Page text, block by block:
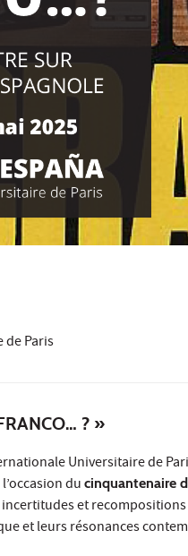
Paris
? »
Universitaire de
du cinquantenaire
incertitudes et
et leurs résonances